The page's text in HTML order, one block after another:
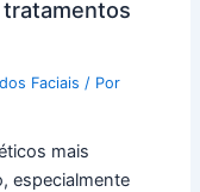
Faciais / Por
mais
especialmente